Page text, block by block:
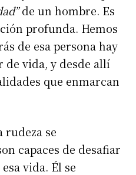
de un hombre. Es
profunda. Hemos
de esa persona hay
de vida, y desde allí
que enmarcan
rudeza se
capaces de desafiar
vida. Él se